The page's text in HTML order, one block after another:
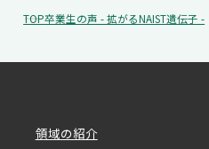
TOP卒業生の声 - 拡がるNAIST遺伝子 -
領域の紹介